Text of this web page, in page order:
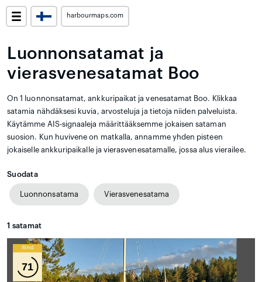
harbourmaps.com
Luonnonsatamat ja
vierasvenesatamat Boo
On 1 luonnonsatamat, ankkuripaikat ja venesatamat Boo. Klikkaa
satamia nähdäksesi kuvia, arvosteluja ja tietoja niiden palveluista.
Käytämme AIS-signaaleja määrittääksemme jokaisen sataman
suosion. Kun huvivene on matkalla, annamme yhden pisteen
jokaiselle ankkuripaikalle ja vierasvenesatamalle, jossa alus vierailee.
Suodata
Luonnonsatama Vierasvenesatama
1 satamat
Wind
71